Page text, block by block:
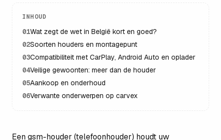
INHOUD
01Wat zegt de wet in België kort en goed?
02Soorten houders en montagepunt
03Compatibiliteit met CarPlay, Android Auto en oplader
04Veilige gewoonten: meer dan de houder
05Aankoop en onderhoud
06Verwante onderwerpen op carvex
Een gsm-houder (telefoonhouder) houdt uw